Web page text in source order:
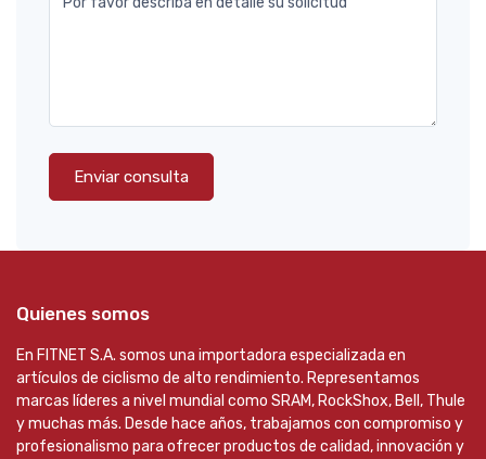
Enviar consulta
Quienes somos
En FITNET S.A. somos una importadora especializada en
artículos de ciclismo de alto rendimiento. Representamos
marcas líderes a nivel mundial como SRAM, RockShox, Bell, Thule
y muchas más. Desde hace años, trabajamos con compromiso y
profesionalismo para ofrecer productos de calidad, innovación y